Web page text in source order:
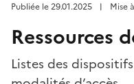
Publiée le29.01.2025 ︱ Mise
Ressources
Listes des